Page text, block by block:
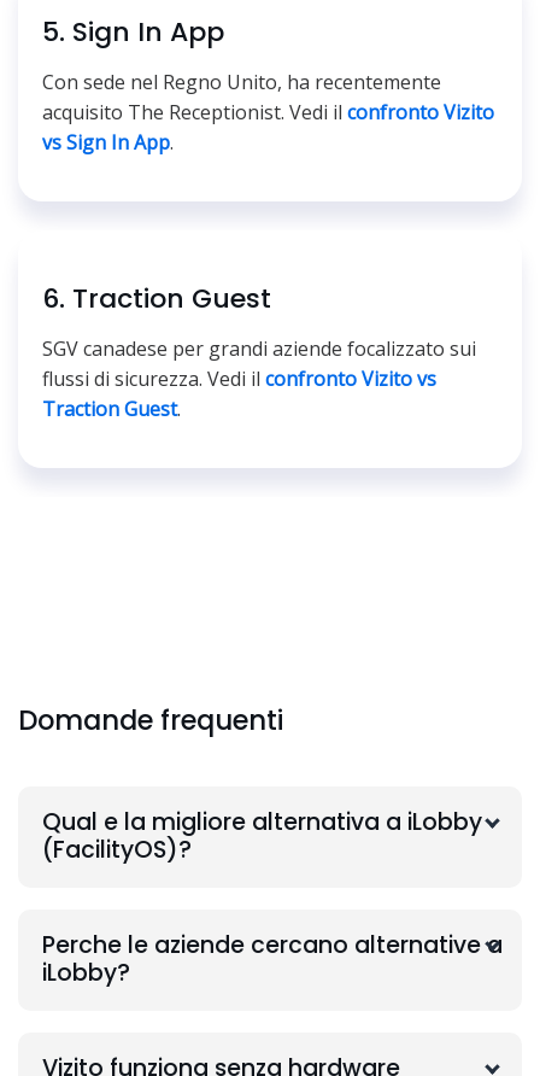
5. Sign In App
Con sede nel Regno Unito, ha recentemente
acquisito The Receptionist. Vedi il confronto Vizito
vs Sign In App.
6. Traction Guest
SGV canadese per grandi aziende focalizzato sui
flussi di sicurezza. Vedi il confronto Vizito vs
Traction Guest.
Domande frequenti
Qual e la migliore alternativa a iLobby
(FacilityOS)?
Perche le aziende cercano alternative a
iLobby?
Vizito funziona senza hardware